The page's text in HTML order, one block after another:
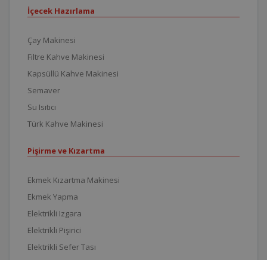
İçecek Hazırlama
Çay Makinesi
Filtre Kahve Makinesi
Kapsüllü Kahve Makinesi
Semaver
Su Isıtıcı
Türk Kahve Makinesi
Pişirme ve Kızartma
Ekmek Kızartma Makinesi
Ekmek Yapma
Elektrikli Izgara
Elektrikli Pişirici
Elektrikli Sefer Tası